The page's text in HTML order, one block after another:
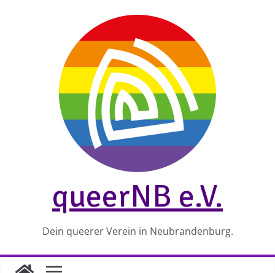
queerNB e.V.
Dein queerer Verein in Neubrandenburg.